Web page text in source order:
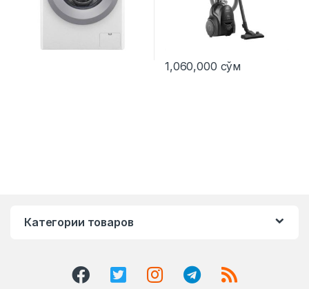
1,060,000 сўм
Категории товаров